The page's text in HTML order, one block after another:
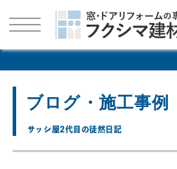
ブログ・施工事例
サッシ屋2代目の徒然日記